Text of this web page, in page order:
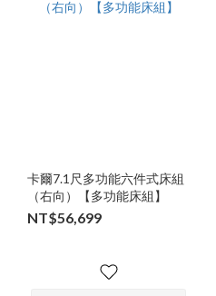
卡爾7.1尺多功能六件式床組
（右向）【多功能床組】
NT$56,699